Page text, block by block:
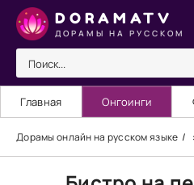
DORAMATV
ДОРАМЫ НА РУССКОМ
Главная Онгоинги
Дорамы онлайн на русском языке